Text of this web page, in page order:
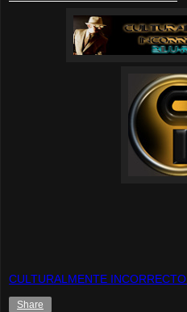
CULTURALMENTE INCORRECTO
Share